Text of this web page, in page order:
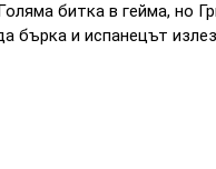
битка в гейма, но
бърка и испанецът